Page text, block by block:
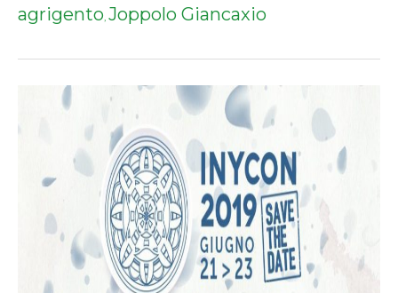
agrigento Joppolo Giancaxio